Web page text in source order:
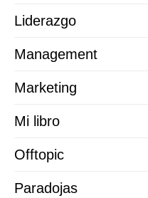
Liderazgo
Management
Marketing
Mi libro
Offtopic
Paradojas